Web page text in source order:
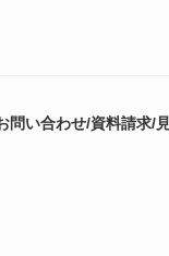
問い合わせ/資料請求/